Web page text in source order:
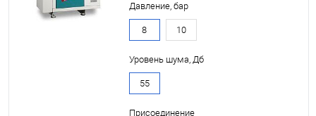
Давление, бар
8 10
Уровень шума, Дб
55
Присоединение